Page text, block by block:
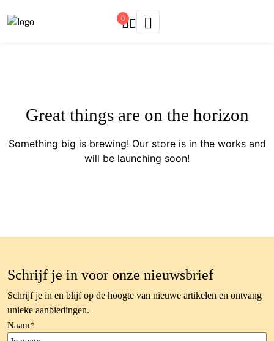
0
Great things are on the horizon
Something big is brewing! Our store is in the works and
will be launching soon!
Schrijf je in voor onze nieuwsbrief
Schrijf je in en blijf op de hoogte van nieuwe artikelen en ontvang
unieke aanbiedingen.
Naam*